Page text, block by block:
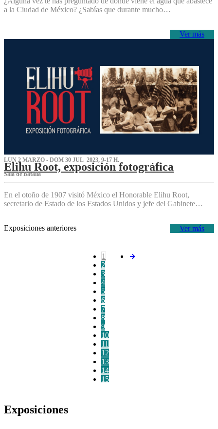
a la Ciudad de México? ¿Sabías que durante mucho…
Ver más
LUN 2 MARZO - DOM 30 JUL 2023, 9-17 H.
Elihu Root, exposición fotográfica
Sala de Batalla
En el otoño de 1907 visitó México el Honorable Elihu Root,
secretario de Estado de los Estados Unidos y jefe del Gabinete…
Ver más
Exposiciones anteriores
1
2
3
4
5
6
7
8
9
10
11
12
13
14
15
Exposiciones